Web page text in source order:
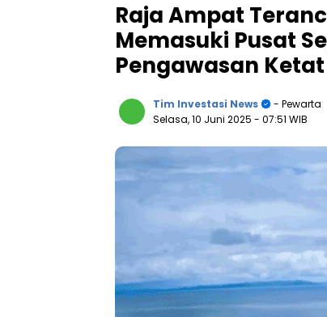
Raja Ampat
Memasuki Pusat
Pengawasan Ketat
Tim Investasi News
- Pewarta
Selasa, 10 Juni 2025 - 07:51 WIB